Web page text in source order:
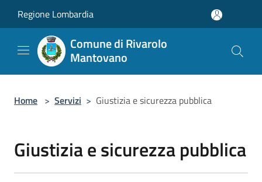
Regione Lombardia
Comune di Rivarolo
Mantovano
Home > Servizi > Giustizia e sicurezza pubblica
Giustizia e sicurezza pubblica